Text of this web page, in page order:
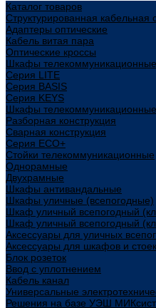
Каталог товаров
Структурированная кабельная
Адаптеры оптические
Кабель витая пара
Оптические кроссы
Шкафы
Cерия LITE
Cерия BASIS
Cерия KEYS
Шкафы
Разборная конструкция
Сварная конструкция
Серия ECO+
Стойки телекоммуникационные
Однорамные
Двухрамные
Шкафы антивандальные
Шкафы уличные (всепогодные)
Шкаф уличный всепогодный
Шкаф уличный всепогодный
Аксессуары для уличных
Аксессуары для шкафов и стоек
Блок розеток
Ввод с уплотнением
Кабель канал
Универсальные
Решения на базе УЭШ